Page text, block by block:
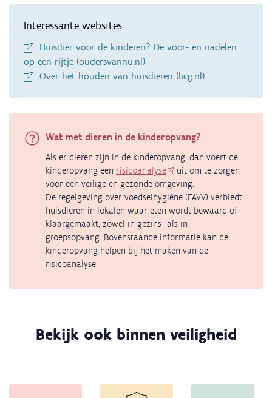
Interessante websites
Huisdier voor de kinderen? De voor- en nadelen
op een rijtje (oudersvannu.nl)
Over het houden van huisdieren (licg.nl)
Wat met dieren in de kinderopvang?
Als er dieren zijn in de kinderopvang, dan voert de
kinderopvang een risicoanalyse
uit om te zorgen
voor een veilige en gezonde omgeving.
De regelgeving over voedselhygiëne (FAVV) verbiedt
huisdieren in lokalen waar eten wordt bewaard of
klaargemaakt, zowel in gezins- als in
groepsopvang. Bovenstaande informatie kan de
kinderopvang helpen bij het maken van de
risicoanalyse.
Bekijk ook binnen veiligheid